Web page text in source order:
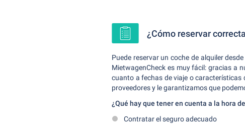
¿Cómo reservar
Puede reservar un coche de alquiler
MietwagenCheck es muy fácil: gracias a
cuanto a fechas de viaje o
proveedores y le garantizamos que
¿Qué hay que tener en cuenta a la hora
Contratar el seguro adecuado